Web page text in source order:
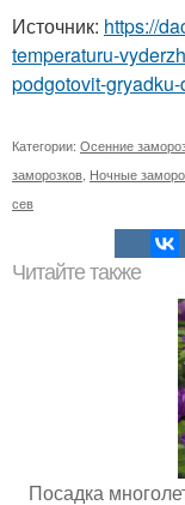
Источник: https://
temperaturu-
podgotovit-
Категории: Осенние
заморозков Ночные
сев
Читайте также
Посадка